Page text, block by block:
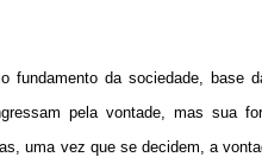
da sociedade, base
pela vontade, mas sua
uma vez que se decidem, a